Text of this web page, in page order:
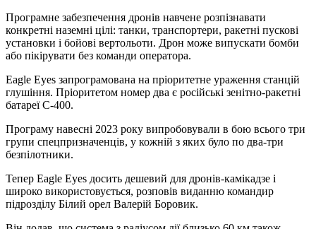
Програмне забезпечення дронів навчене розпізнавати
конкретні наземні цілі: танки, транспортери, ракетні пускові
установки і бойові вертольоти. Дрон може випускати бомби
або пікірувати без команди оператора.
Eagle Eyes запрограмована на пріоритетне ураження станцій
глушіння. Пріоритетом номер два є російські зенітно-ракетні
батареї С-400.
Програму навесні 2023 року випробовували в бою всього три
групи спецпризначенців, у кожній з яких було по два-три
безпілотники.
Тепер Eagle Eyes досить дешевий для дронів-камікадзе і
широко використовується, розповів виданню командир
підрозділу Білий орел Валерій Боровик.